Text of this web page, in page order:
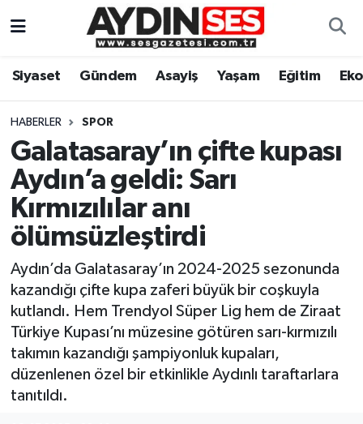
Siyaset Gündem Asayiş Yaşam Eğitim
HABERLER SPOR
Galatasaray’ın çifte kupası
Aydın’a geldi: Sarı
Kırmızılılar anı
ölümsüzleştirdi
Aydın’da Galatasaray’ın 2024-2025 sezonunda
kazandığı çifte kupa zaferi büyük bir coşkuyla
kutlandı. Hem Trendyol Süper Lig hem de Ziraat
Türkiye Kupası’nı müzesine götüren sarı-kırmızılı
takımın kazandığı şampiyonluk kupaları,
düzenlenen özel bir etkinlikle Aydınlı taraftarlara
tanıtıldı.
Gündem
Siyaset
Ekonomi
Yaşam
Eğitim
Kültür Sanat
Spor
Aydın Hava Durumu
Aydin Namaz Vakitleri
Aydın Trafik Yoğunluk Haritası
Süper Lig Puan Durumu ve Fikstür
Tüm Manşetler
Son Dakika Haberleri
Haber Arşivi